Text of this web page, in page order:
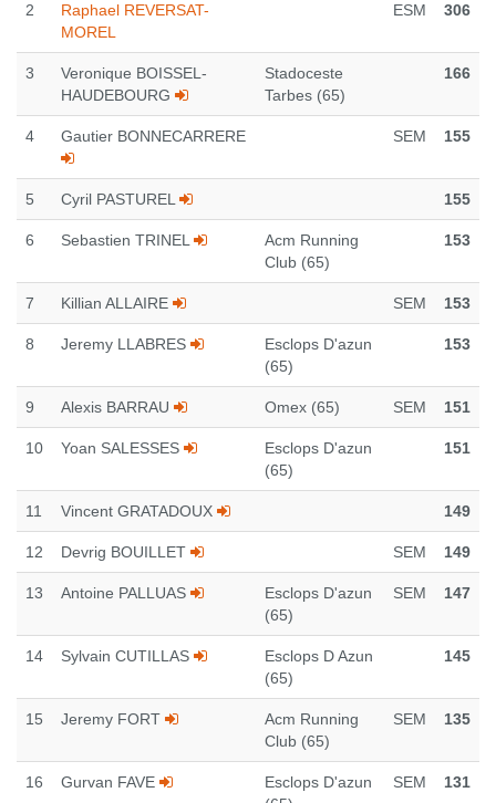
2
Raphael REVERSAT-
MOREL
ESM 306
3
Veronique BOISSEL-
HAUDEBOURG
Stadoceste
Tarbes (65)
166
4 Gautier BONNECARRERE SEM 155
5 Cyril PASTUREL 155
6 Sebastien TRINEL
Acm Running
Club (65)
153
7 Killian ALLAIRE SEM 153
8 Jeremy LLABRES
Esclops D'azun
(65)
153
9 Alexis BARRAU Omex (65) SEM 151
10 Yoan SALESSES
Esclops D'azun
(65)
151
11 Vincent GRATADOUX 149
12 Devrig BOUILLET SEM 149
13 Antoine PALLUAS
Esclops D'azun
(65)
SEM 147
14 Sylvain CUTILLAS
Esclops D Azun
(65)
145
15 Jeremy FORT
Acm Running
Club (65)
SEM 135
16 Gurvan FAVE
Esclops D'azun
SEM 131